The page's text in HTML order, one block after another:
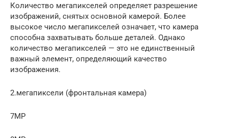
Количество мегапикселей определяет разрешение
изображений, снятых основной камерой. Более
высокое число мегапикселей означает, что камера
способна захватывать больше деталей. Однако
количество мегапикселей — это не единственный
важный элемент, определяющий качество
изображения.
2.мегапиксели (фронтальная камера)
7MP